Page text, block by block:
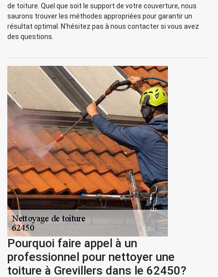
de toiture. Quel que soit le support de votre couverture, nous
saurons trouver les méthodes appropriées pour garantir un
résultat optimal. N'hésitez pas à nous contacter si vous avez
des questions.
Pourquoi faire appel à un
professionnel pour nettoyer une
toiture à Grevillers dans le 62450?